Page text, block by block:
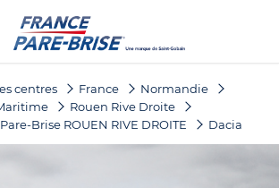
centres France
Normandie
Rouen Rive Droite
Brise ROUEN RIVE DROITE
Dacia